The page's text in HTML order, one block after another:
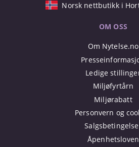
Norsk nettbutikk i
OM OSS
Om Nytelse.no
Ledige
Miljøfyrtårn
Miljørabatt
Personvern og
Åpenhetsloven